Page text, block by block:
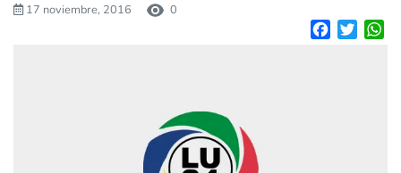
17 noviembre, 2016 0
Facebook